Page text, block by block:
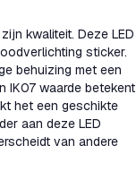
kwaliteit. Deze LED
sticker.
behuizing met een
IK07 waarde betekent
het een geschikte
aan deze LED
van andere